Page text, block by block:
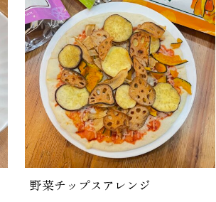
野菜チップスアレンジ